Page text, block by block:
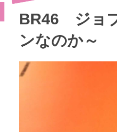
BR46 ジョ
ンなのか～